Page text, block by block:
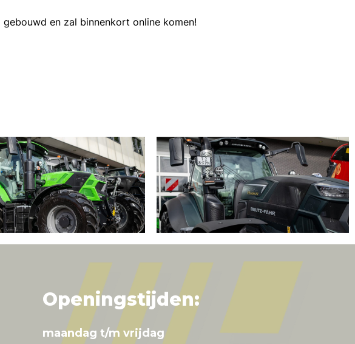
en zal binnenkort online komen!
Openingstijden:
maandag t/m vrijdag